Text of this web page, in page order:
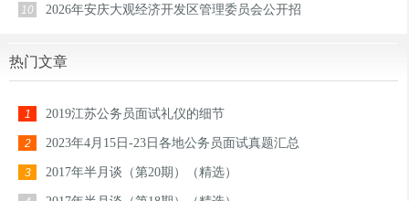
10 2026年安庆大观经济开发区管理委员会公开招
热门文章
1 2019江苏公务员面试礼仪的细节
2 2023年4月15日-23日各地公务员面试真题汇总
3 2017年半月谈（第20期）（精选）